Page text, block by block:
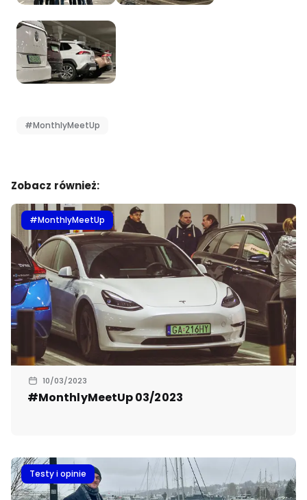
#MonthlyMeetUp
Zobacz również:
#MonthlyMeetUp
10/03/2023
#MonthlyMeetUp 03/2023
Testy i opinie